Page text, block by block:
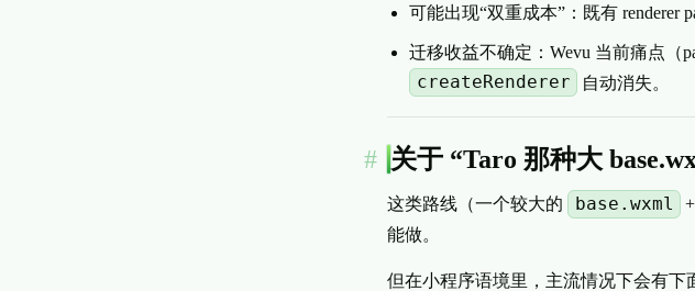
可能出现“双重成本”：既有 renderer
迁移收益不确定：Wevu 当前痛点（
createRenderer 自动消失。
关于 “Taro 那种大
这类路线（一个较大的 base.wxml
能做。
但在小程序语境里，主流情况下会有下